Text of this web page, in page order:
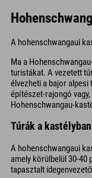
A hohenschwangaui
Ma a
turistákat. A vezetett
élvezheti a bajor
építészet-rajongó
Hohenschwangau-
Túrák a kastélyban
A hohenschwangaui
amely körülbelül 30-40
tapasztalt